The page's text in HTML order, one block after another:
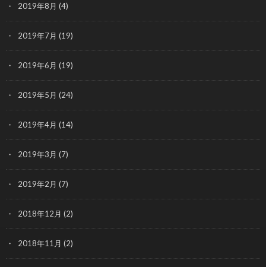
2019年8月 (4)
2019年7月 (19)
2019年6月 (19)
2019年5月 (24)
2019年4月 (14)
2019年3月 (7)
2019年2月 (7)
2018年12月 (2)
2018年11月 (2)